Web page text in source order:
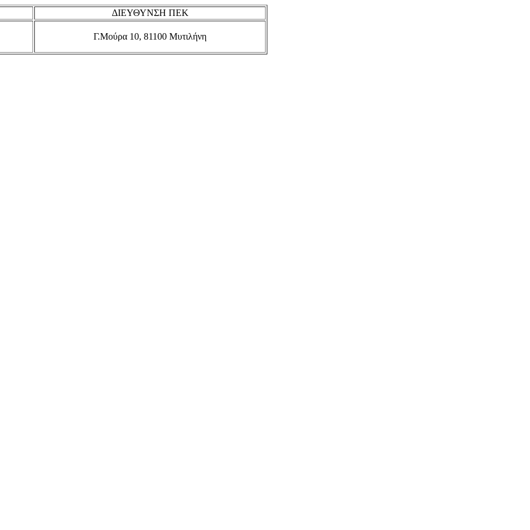
ΔΙΕΥΘΥΝΣΗ ΠΕΚ
Γ.Μούρα 10, 81100 Μυτιλήνη